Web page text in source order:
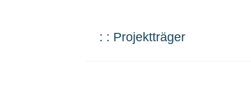
: : Projektträger